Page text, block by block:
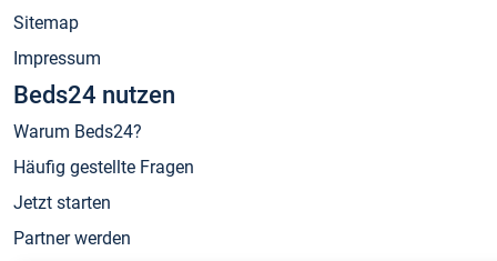
Sitemap
Impressum
Beds24 nutzen
Warum Beds24?
Häufig gestellte Fragen
Jetzt starten
Partner werden